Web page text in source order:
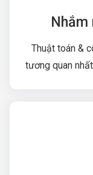
Thuật toán &
tương quan